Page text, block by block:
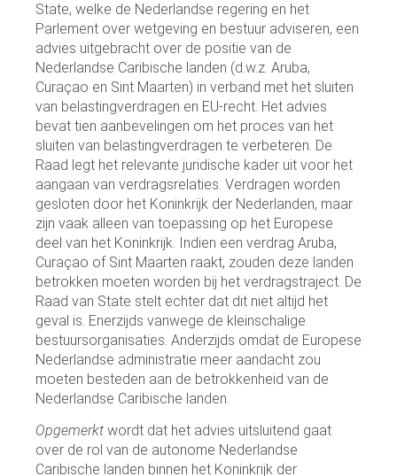
State, welke de Nederlandse regering en het
Parlement over wetgeving en bestuur adviseren, een
advies uitgebracht over de positie van de
Nederlandse Caribische landen (d.w.z. Aruba,
Curaçao en Sint Maarten) in verband met het sluiten
van belastingverdragen en EU-recht. Het advies
bevat tien aanbevelingen om het proces van het
sluiten van belastingverdragen te verbeteren. De
Raad legt het relevante juridische kader uit voor het
aangaan van verdragsrelaties. Verdragen worden
gesloten door het Koninkrijk der Nederlanden, maar
zijn vaak alleen van toepassing op het Europese
deel van het Koninkrijk. Indien een verdrag Aruba,
Curaçao of Sint Maarten raakt, zouden deze landen
betrokken moeten worden bij het verdragstraject. De
Raad van State stelt echter dat dit niet altijd het
geval is. Enerzijds vanwege de kleinschalige
bestuursorganisaties. Anderzijds omdat de Europese
Nederlandse administratie meer aandacht zou
moeten besteden aan de betrokkenheid van de
Nederlandse Caribische landen.
Opgemerkt wordt dat het advies uitsluitend gaat
over de rol van de autonome Nederlandse
Caribische landen binnen het Koninkrijk der